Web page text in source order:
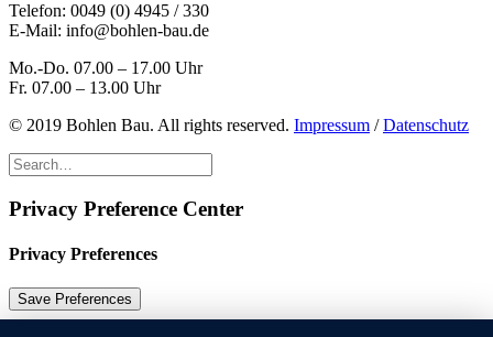
Telefon: 0049 (0) 4945 / 330
E-Mail: info@bohlen-bau.de
Mo.-Do. 07.00 – 17.00 Uhr
Fr. 07.00 – 13.00 Uhr
© 2019 Bohlen Bau. All rights reserved. Impressum /Datenschutz
Privacy Preference Center
Privacy Preferences